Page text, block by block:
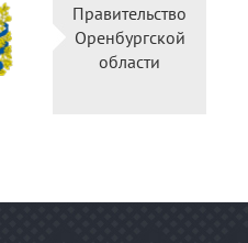
Правительство
Оренбургской
области